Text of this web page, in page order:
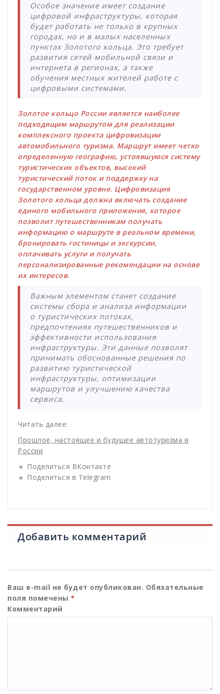
Особое значение имеет создание
цифровой инфраструктуры, которая
будет работать не только в крупных
городах, но и в малых населенных
пунктах Золотого кольца. Это требует
развития сетей мобильной связи и
интернета в регионах, а также
обучения местных жителей работе с
цифровыми системами.
Золотое кольцо России является наиболее
подходящим маршрутом для реализации
комплексного проекта цифровизации
автомобильного туризма. Маршрут имеет четко
определенную географию, устоявшуюся систему
туристических объектов, высокий
туристический поток и поддержку на
государственном уровне. Цифровизация
Золотого кольца должна включать создание
единого мобильного приложения, которое
позволит путешественникам получать
информацию о маршруте в реальном времени,
бронировать гостиницы и экскурсии,
оплачивать услуги и получать
персонализированные рекомендации на основе
их интересов.
Важным элементом станет создание
системы сбора и анализа информации
о туристических потоках,
предпочтениях путешественников и
эффективности использования
инфраструктуры. Эти данные позволят
принимать обоснованные решения по
развитию туристической
инфраструктуры, оптимизации
маршрутов и улучшению качества
сервиса.
Читать далее:
Прошлое, настоящее и будущее автотуризма в
России
🔹 Поделиться ВКонтакте
🔹 Поделиться в Telegram
Добавить комментарий
Ваш e-mail не будет опубликован. Обязательные
поля помечены *
Комментарий